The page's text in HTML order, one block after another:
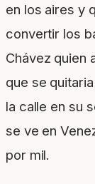
en los aires y
convertir los
Chávez quien
que se
la calle en su
se ve en
por mil.